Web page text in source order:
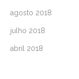
agosto 2018
julho 2018
abril 2018